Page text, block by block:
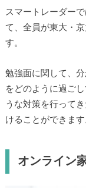
スマートレーダー
て、全員が東大・
す。
勉強面に関して、
をどのように過ご
うな対策を行って
けることができます
オンライン